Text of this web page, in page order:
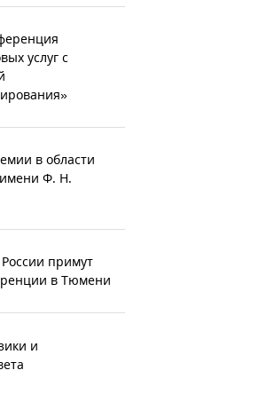
услуг с
в области
имени Ф. Н.
примут
в Тюмени
и